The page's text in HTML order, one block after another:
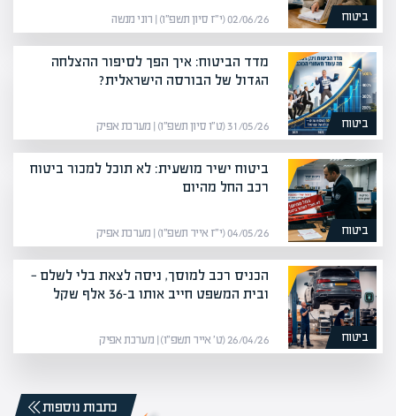
ביטוח 02/06/26 (י״ז סיון תשפ״ו) | רוני מנשה
ביטוח
מדד הביטוח: איך הפך לסיפור ההצלחה
הגדול של הבורסה הישראלית?
31/05/26 (ט״ו סיון תשפ״ו) | מערכת אפיק
ביטוח
ביטוח ישיר מושעית: לא תוכל למכור ביטוח
רכב החל מהיום
04/05/26 (י״ז אייר תשפ״ו) | מערכת אפיק
ביטוח
הכניס רכב למוסך, ניסה לצאת בלי לשלם —
ובית המשפט חייב אותו ב-36 אלף שקל
26/04/26 (ט׳ אייר תשפ״ו) | מערכת אפיק
כתבות נוספות